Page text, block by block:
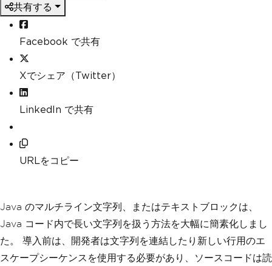
共有する
Facebook で共有
Xでシェア（Twitter）
LinkedIn で共有
URLをコピー
Java のマルチライン文字列、またはテキストブロックは、
Java コード内で長い文字列を扱う方法を大幅に簡素化しまし
た。 導入前は、開発者は文字列を連結したり新しい行用のエ
スケープシーケンスを使用する必要があり、ソースコードは読